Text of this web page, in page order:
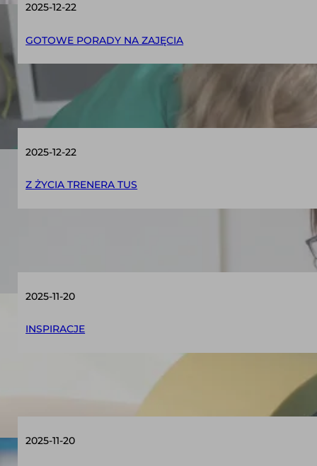
2025-12-22
GOTOWE PORADY NA ZAJĘCIA
Zestaw TOP-owych pomocy na pierwsze
2025-12-22
Z ŻYCIA TRENERA TUS
Jak napisać opinię o dziecku
2025-11-20
INSPIRACJE
10 sposobów na wykorzystanie taśmy
2025-11-20